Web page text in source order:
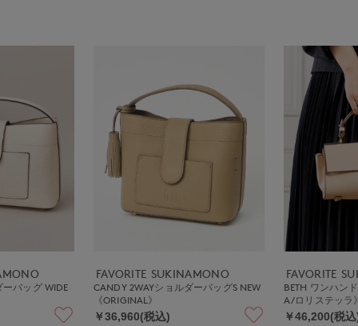
バッグ WIDE
FAVORITE SUKINAMONO
CANDY 2WAYショルダーバッグS NEW
《ORIGINAL》
￥36,960(税込)
FAVORITE
BETH ワンハン
A/ロリステッラ
￥46,200(税